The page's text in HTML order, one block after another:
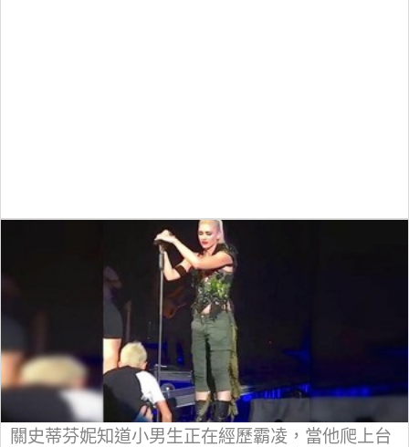
關史蒂芬妮知道小男生正在經歷霸凌，當他爬上台